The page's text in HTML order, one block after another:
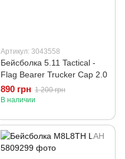
Артикул: 3043558
Бейсболка 5.11 Tactical -
Flag Bearer Trucker Cap 2.0
890 грн 1 200 грн
В наличии